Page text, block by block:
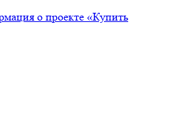
о проекте «Купить